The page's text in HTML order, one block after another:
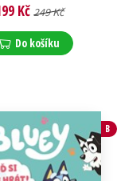
Kč 249 Kč
Do košíku
B